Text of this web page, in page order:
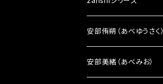
顔ポーチ
アクセサリー
ピアス
雑貨小物
安部侑朔（あべゆうさく）
雑貨小物
安部美緒（あべみお）